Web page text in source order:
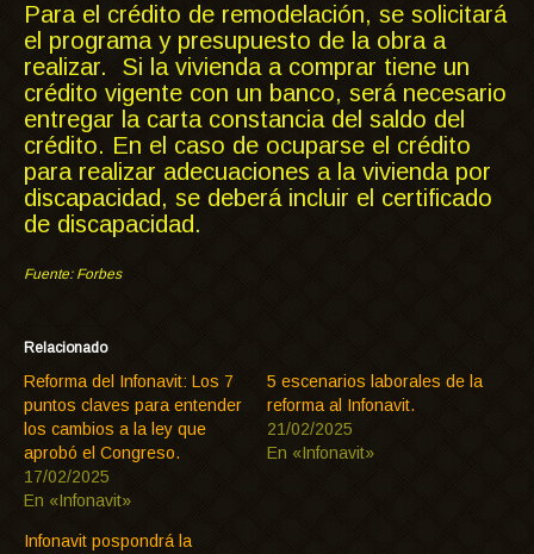
Para el crédito de remodelación, se solicitará
el programa y presupuesto de la obra a
realizar. Si la vivienda a comprar tiene un
crédito vigente con un banco, será necesario
entregar la carta constancia del saldo del
crédito. En el caso de ocuparse el crédito
para realizar adecuaciones a la vivienda por
discapacidad, se deberá incluir el certificado
de discapacidad.
Fuente: Forbes
Relacionado
Reforma del Infonavit: Los 7
puntos claves para entender
los cambios a la ley que
aprobó el Congreso.
17/02/2025
En «Infonavit»
5 escenarios laborales de la
reforma al Infonavit.
21/02/2025
En «Infonavit»
Infonavit pospondrá la